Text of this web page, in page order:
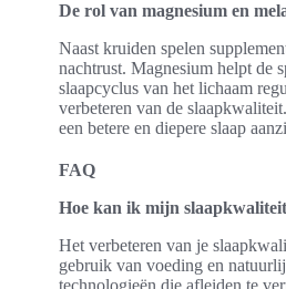
De rol van magnesium en
Naast kruiden spelen
nachtrust. Magnesium helpt de
slaapcyclus van het lichaam
verbeteren van de
een betere en diepere slaap
FAQ
Hoe kan ik mijn
Het verbeteren van je
gebruik van voeding en
technologieën die afleiden te